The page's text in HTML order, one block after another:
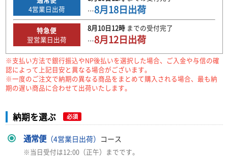
4営業日出荷
…8月18日出荷
特急便
翌営業日出荷
8月10日12時までの受付完了
…8月12日出荷
※支払い方法で銀行振込やNP後払いを選択した場合、ご入金や与信の確
認によって上記目安と異なる場合がございます。
※一度のご注文で納期の異なる商品をまとめて購入される場合、最も納
期の遅い商品に合わせて出荷いたします。
納期を選ぶ 必須
通常便（4営業日出荷） コース
※当日受付は12:00（正午）までです。